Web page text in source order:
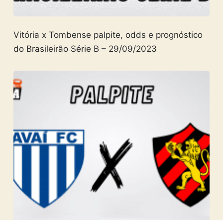
Vitória x Tombense palpite, odds e prognóstico
do Brasileirão Série B – 29/09/2023